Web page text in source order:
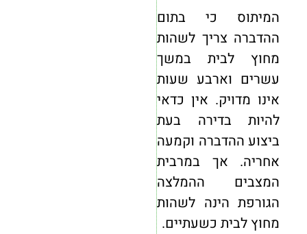
המיתוס כי בתום
ההדברה צריך לשהות
מחוץ לבית במשך
עשרים וארבע שעות
אינו מדויק. אין כדאי
להיות בדירה בעת
ביצוע ההדברה וקמעה
אחריה. אך במרבית
המצבים ההמלצה
הגורפת הינה לשהות
מחוץ לבית כשעתיים.